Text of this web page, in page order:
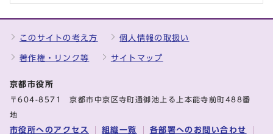
このサイトの考え方 個人情報の取扱い
著作権・リンク等 サイトマップ
京都市役所
〒604-8571 京都市中京区寺町通御池上る上本能寺前町488番
地
市役所へのアクセス 組織一覧 各部署へのお問い合わせ